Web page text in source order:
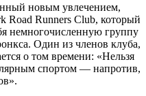
новым увлечением,
Road Runners Club, который
немногочисленную группу
Один из членов клуба,
о том времени: «Нельзя
спортом — напротив,